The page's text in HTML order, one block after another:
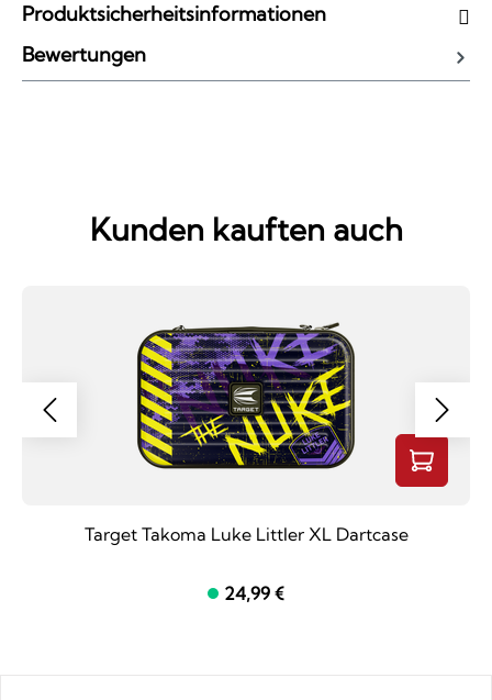
Produktsicherheitsinformationen
Bewertungen
Kunden kauften auch
Target Takoma Luke Littler XL Dartcase
24,99 €